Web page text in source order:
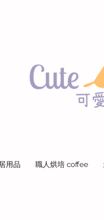
用品 職人烘培 coffee